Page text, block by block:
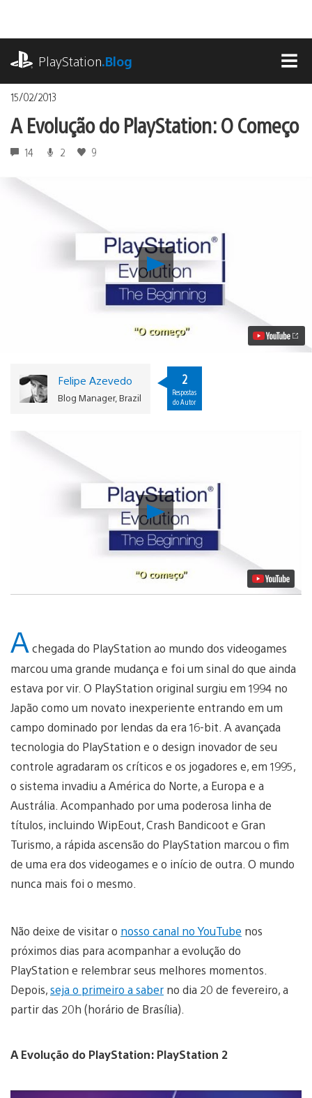
o
conteúdoPlayStation.Blog
15/02/2013
A Evolução do PlayStation: O Começo
14 2 9
Reproduzir
A
Evolução
do
PlayStation:
Começo
Felipe Azevedo
Blog Manager, Brazil
2
Respostas
do Autor
Reproduzir
Vídeo
A chegada do PlayStation ao mundo dos videogames
marcou uma grande mudança e foi um sinal do que ainda
estava por vir. O PlayStation original surgiu em 1994 no
Japão como um novato inexperiente entrando em um
campo dominado por lendas da era 16-bit. A avançada
tecnologia do PlayStation e o design inovador de seu
controle agradaram os críticos e os jogadores e, em 1995,
o sistema invadiu a América do Norte, a Europa e a
Austrália. Acompanhado por uma poderosa linha de
títulos, incluindo WipEout, Crash Bandicoot e Gran
Turismo, a rápida ascensão do PlayStation marcou o fim
de uma era dos videogames e o início de outra. O mundo
nunca mais foi o mesmo.
Não deixe de visitar o nosso canal no YouTube nos
próximos dias para acompanhar a evolução do
PlayStation e relembrar seus melhores momentos.
Depois,seja o primeiro a saber no dia 20 de fevereiro, a
partir das 20h (horário de Brasília).
A Evolução do PlayStation: PlayStation 2